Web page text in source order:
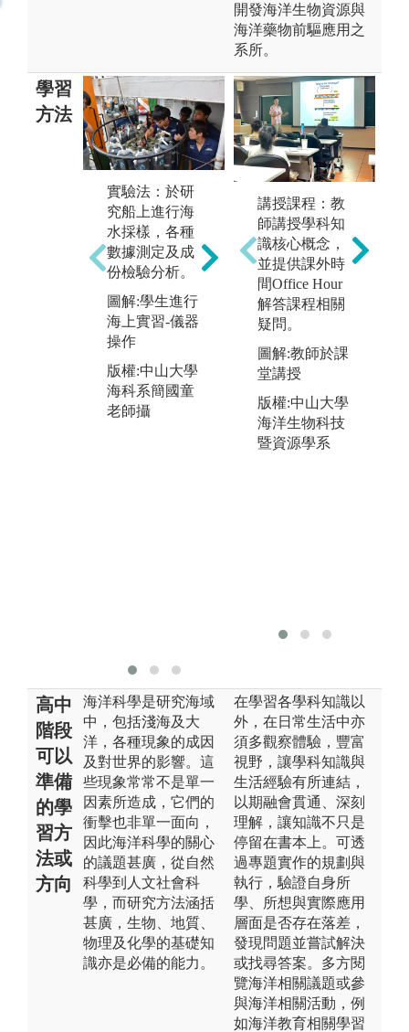
開發海洋生物資源與
海洋藥物前驅應用之
系所。
學習
方法
實驗法：於研
究船上進行海
水採樣，各種
數據測定及成
份檢驗分析。
圖解:學生進行
海上實習-儀器
操作
版權:中山大學
海科系簡國童
老師攝
專題辯論：學
生分組擇定一
個海洋相關議
題，透過團隊
合作共同蒐集
資料、討論辯
論方向，並與
以英文進行辯
論比賽。從過
程中增進學生
英文聽力、閱
讀、演講能
講授課程：教
師講授學科知
識核心概念，
並提供課外時
間Office Hour
解答課程相關
疑問。
圖解:教師於課
堂講授
版權:中山大學
海洋生物科技
暨資源學系
高中
階段
可以
準備
的學
習方
法或
方向
海洋科學是研究海域
中，包括淺海及大
洋，各種現象的成因
及對世界的影響。這
些現象常常不是單一
因素所造成，它們的
衝擊也非單一面向，
因此海洋科學的關心
的議題甚廣，從自然
科學到人文社會科
學，而研究方法涵括
甚廣，生物、地質、
物理及化學的基礎知
識亦是必備的能力。
在學習各學科知識以
外，在日常生活中亦
須多觀察體驗，豐富
視野，讓學科知識與
生活經驗有所連結，
以期融會貫通、深刻
理解，讓知識不只是
停留在書本上。可透
過專題實作的規劃與
執行，驗證自身所
學、所想與實際應用
層面是否存在落差，
發現問題並嘗試解決
或找尋答案。多方閱
覽海洋相關議題或參
與海洋相關活動，例
如海洋教育相關學習